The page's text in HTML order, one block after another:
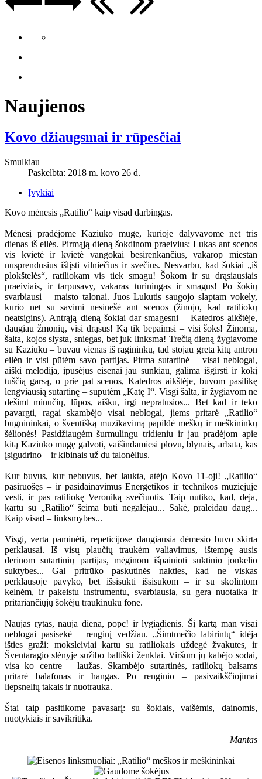
Naujienos
Kovo džiaugsmai ir rūpesčiai
Smulkiau
Paskelbta: 2018 m. kovo 26 d.
Įvykiai
Kovo mėnesis „Ratilio“ kaip visad darbingas.
Mėnesį pradėjome Kaziuko muge, kurioje dalyvavome net tris
dienas iš eilės. Pirmąją dieną šokdinom praeivius: Lukas ant scenos
vis kvietė ir kvietė vangokai besirenkančius, vakarop miestan
nusprendusius išlįsti vilniečius ir svečius. Nesvarbu, kad šokiai „iš
plokštelės“, ratiliokam vis tiek smagu! Šokom ir su drąsiausiais
praeiviais, ir tarpusavy, vakaras turiningas ir smagus! Po šokių
svarbiausi – maisto talonai. Juos Lukutis saugojo slaptam vokely,
kurio net su savimi nesinešė ant scenos (žinojo, kad ratiliokų
neatsigins). Antrąją dieną šokiai dar smagesni – Katedros aikštėje,
daugiau žmonių, visi drąsūs! Ką tik bepaimsi – visi šoks! Žinoma,
šalta, kojos slysta, sniegas, bet juk linksma! Trečią dieną žygiavome
su Kaziuku – buvau vienas iš ragininkų, tad stojau greta kitų antron
eilėn ir visi pūtėm savo partijas. Pirma sutartinė – visai neblogai,
aiški melodija, įpusėjus eisenai jau sunkiau, galima išgirsti ir kokį
tuščią garsą, o prie pat scenos, Katedros aikštėje, buvom pasilikę
lengviausią sutartinę – supūtėm „Katę I“. Visgi šalta, ir žygiavom ne
dešimt minučių, lūpos, aišku, irgi nepratusios... Bet kad ir teko
pavargti, ragai skambėjo visai neblogai, jiems pritarė „Ratilio“
būgnininkai, o šventišką muzikavimą papildė meškų ir meškininkų
šėlionės! Pasidžiaugėm šurmulingu tridieniu ir jau pradėjom apie
kitą Kaziuko mugę galvoti, vaišindamiesi plovu, blynais, arbata, kas
įsigudrino – ir kibinais už du talonėlius.
Kur buvus, kur nebuvus, bet laukta, atėjo Kovo 11-oji! „Ratilio“
pasiruošęs – ir pasidainavimus Energetikos ir technikos muziejuje
vesti, ir pas ratiliokę Veroniką svečiuotis. Taip nutiko, kad, deja,
kartu su „Ratilio“ šeima būti negalėjau... Sakė, praleidau daug...
Kaip visad – linksmybes...
Visgi, verta paminėti, repeticijose daugiausia dėmesio buvo skirta
perklausai. Iš visų plaučių traukėm valiavimus, ištempę ausis
derinom sutartinių partijas, mėginom išpainioti suktinio jonkelio
suktybes... Gal pritrūko paskutinės nakties, kad ne viskas
perklausoje pavyko, bet išsisukti išsisukom – ir su skolintom
kelnėm, ir pakeistu instrumentu, svarbiausia, su gera nuotaika ir
pritariančiųjų šokėjų traukinuku fone.
Naujas rytas, nauja diena, popc! ir lygiadienis. Šį kartą man visai
neblogai pasisekė – renginį vedžiau. „Šimtmečio labirintų“ idėja
išties graži: moksleiviai kartu su ratiliokais uždegė žvakutes, ir
Šventaragio slėnyje sužibo baltiški ženklai. Viršum jų kabėjo sodai,
visa ko centre – laužas. Skambėjo sutartinės, ratiliokų balsams
pritarė balafonas ir hangas. Po renginio – pasivaikščiojimai
liepsnelių takais ir nuotrauka.
Štai taip pasitikome pavasarį: su šokiais, vaišėmis, dainomis,
nuotykiais ir savikritika.
Mantas